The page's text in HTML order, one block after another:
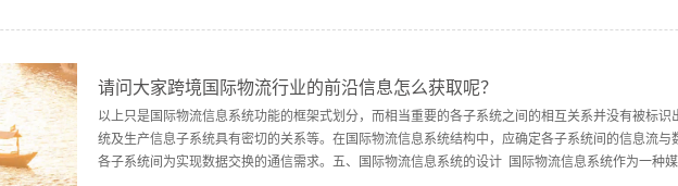
际情况的反馈信息和对计划的调整功能。因此，还深人不到企业生产管理的核心。于是，在MRP的基
是一个基于物料需求而建立的系统，它包括附加的、对销售和运作的计划职能。一旦计划阶段完成
始起作用了。这些执行职能包括对投人产出(能力)测量的生产控制功能、具体的计划和调度、预测的
请问大家跨境国际物流行业的前沿信息怎么获取呢？
以上只是国际物流信息系统功能的框架式划分，而相当重要的各子系统之间的相互关系并没有被标
统及生产信息子系统具有密切的关系等。在国际物流信息系统结构中，应确定各子系统间的信息流
各子系统间为实现数据交换的通信需求。五、国际物流信息系统的设计 国际物流信息系统作为一种